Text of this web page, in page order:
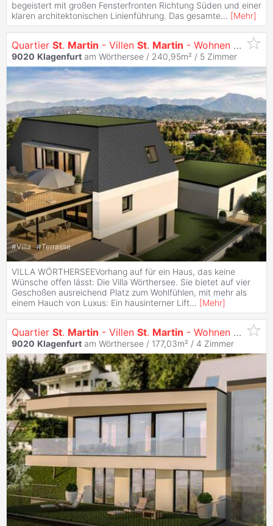
begeistert mit großen Fensterfronten Richtung Süden und einer
klaren architektonischen Linienführung. Das gesamte... [Mehr]
Quartier St. Martin - Villen St. Martin - Wohnen mit Ausblick
9020 Klagenfurt am Wörthersee / 240,95m² / 5 Zimmer
#Villa #Terrasse
VILLA WÖRTHERSEEVorhang auf für ein Haus, das keine
Wünsche offen lässt: Die Villa Wörthersee. Sie bietet auf vier
Geschoßen ausreichend Platz zum Wohlfühlen, mit mehr als
einem Hauch von Luxus: Ein hausinterner Lift... [Mehr]
Quartier St. Martin - Villen St. Martin - Wohnen mit Ausblick
9020 Klagenfurt am Wörthersee / 177,03m² / 4 Zimmer